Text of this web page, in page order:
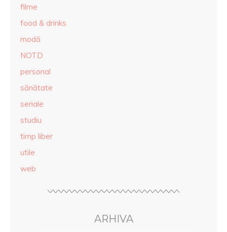
filme
food & drinks
modă
NOTD
personal
sănătate
seriale
studiu
timp liber
utile
web
ARHIVA